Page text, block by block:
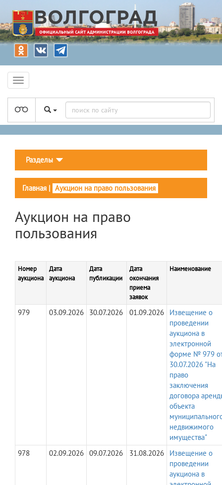
Разделы
Главная | Аукцион на право пользования
Аукцион на право
пользования
Номер
аукциона
Дата
аукциона
Дата
публикации
Дата
окончания
приема
заявок
Наименование
979 03.09.2026 30.07.2026 01.09.2026
Извещение о
проведении
аукциона в
электронной
форме № 979
30.07.2026 "На
право
заключения
договора
объекта
недвижимого
имущества"
978
02.09.2026 09.07.2026 31.08.2026
Извещение о
проведении
аукциона в